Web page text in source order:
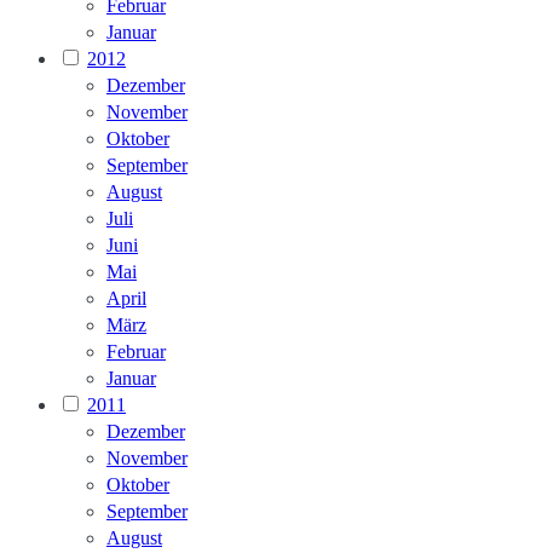
Februar
Januar
2012
Dezember
November
Oktober
September
August
Juli
Juni
Mai
April
März
Februar
Januar
2011
Dezember
November
Oktober
September
August